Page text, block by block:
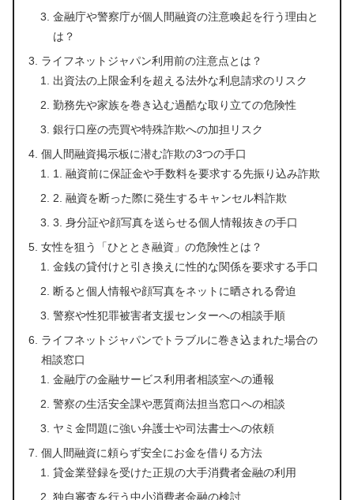
金融庁や警察庁が個人間融資の注意喚起を行う理由と
は？
ライフネットジャパン利用前の注意点とは？
出資法の上限金利を超える法外な利息請求のリスク
勤務先や家族を巻き込む過酷な取り立ての危険性
銀行口座の売買や特殊詐欺への加担リスク
個人間融資掲示板に潜む詐欺の3つの手口
1. 融資前に保証金や手数料を要求する先振り込み詐欺
2. 融資を断った際に発生するキャンセル料詐欺
3. 身分証や顔写真を送らせる個人情報抜きの手口
女性を狙う「ひととき融資」の危険性とは？
金銭の貸付けと引き換えに性的な関係を要求する手口
断ると個人情報や顔写真をネットに晒される脅迫
警察や性犯罪被害者支援センターへの相談手順
ライフネットジャパンでトラブルに巻き込まれた場合の
相談窓口
金融庁の金融サービス利用者相談室への通報
警察の生活安全課や悪質商法担当窓口への相談
ヤミ金問題に強い弁護士や司法書士への依頼
個人間融資に頼らず安全にお金を借りる方法
貸金業登録を受けた正規の大手消費者金融の利用
独自審査を行う中小消費者金融の検討